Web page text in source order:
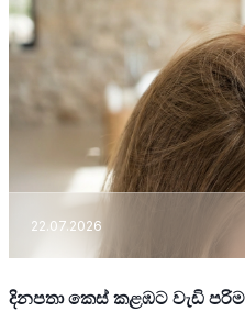
22.07.2026
දිනපතා කෙස් කළඹට වැඩි